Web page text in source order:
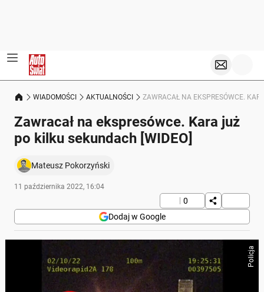
WIADOMOŚCI AKTUALNOŚCI ZAWRACAŁ NA EKSPRESÓWCE.
Zawracał na ekspresówce. Kara już
po kilku sekundach [WIDEO]
Mateusz Pokorzyński
11 października 2022, 16:04
0
Dodaj w Google
Policja